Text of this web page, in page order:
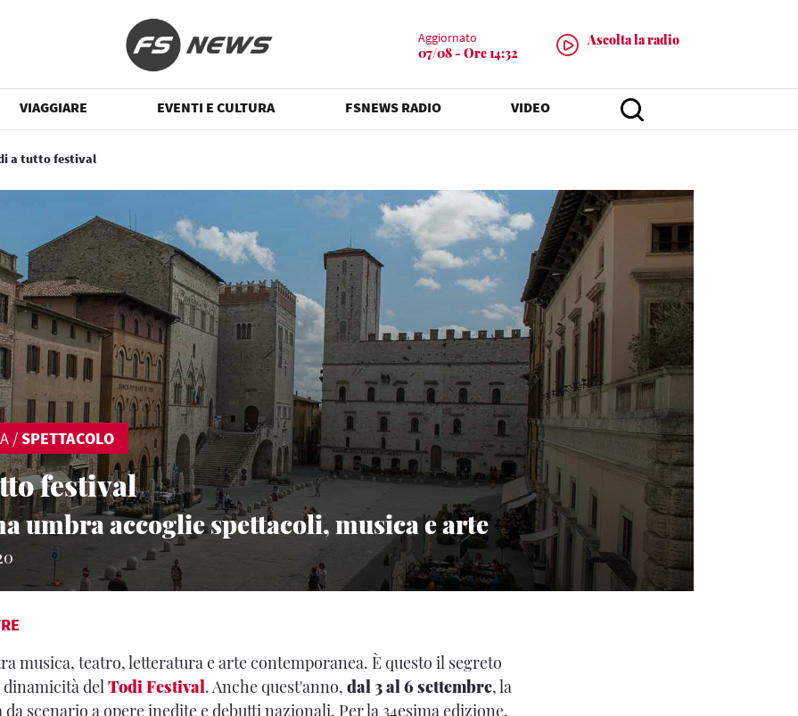
Aggiornato
07/08 - Ore 14:32
Ascolta la radio
VIAGGIARE EVENTI E CULTURA FSNEWS RADIO VIDEO
a tutto festival
/SPETTACOLO
festival
umbra accoglie spettacoli, musica e arte
musica, teatro, letteratura e arte contemporanea. È questo il segreto
dinamicità delTodi Festival. Anche quest'anno, dal 3 al 6 settembre, la
scenario a opere inedite e debutti nazionali. Per la 34esima edizione,